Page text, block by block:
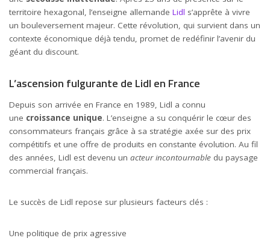
territoire hexagonal, l’enseigne allemande Lidl s’apprête à vivre
un bouleversement majeur. Cette révolution, qui survient dans un
contexte économique déjà tendu, promet de redéfinir l’avenir du
géant du discount.
L’ascension fulgurante de Lidl en France
Depuis son arrivée en France en 1989, Lidl a connu
une croissance unique. L’enseigne a su conquérir le cœur des
consommateurs français grâce à sa stratégie axée sur des prix
compétitifs et une offre de produits en constante évolution. Au fil
des années, Lidl est devenu un acteur incontournable du paysage
commercial français.
Le succès de Lidl repose sur plusieurs facteurs clés :
Une politique de prix agressive